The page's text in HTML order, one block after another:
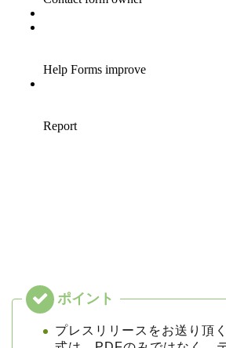
プレスリリースをお送り頂